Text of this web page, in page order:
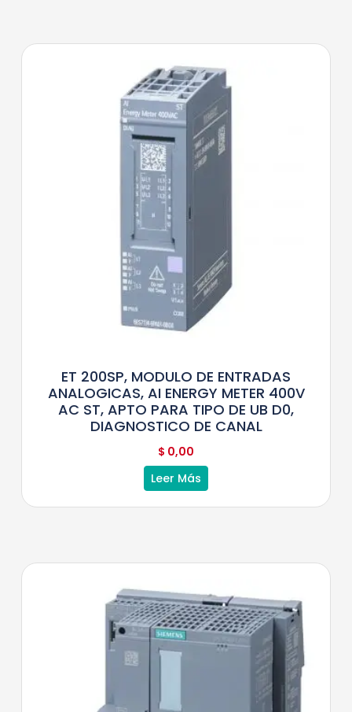
ET 200SP, MODULO DE ENTRADAS
ANALOGICAS, AI ENERGY METER 400V
AC ST, APTO PARA TIPO DE UB D0,
DIAGNOSTICO DE CANAL
$ 0,00
Leer Más